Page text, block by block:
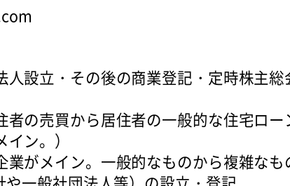
人設立・その後の商業登記・定時株主
者の売買から居住者の一般的な住宅ロ
ン。）
業がメイン。一般的なものから複雑なも